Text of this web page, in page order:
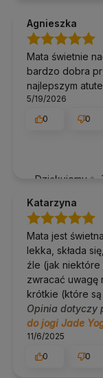
Dziękujemy
Agnieszka
Mata świetnie
bardzo dobra
najlepszym
5/19/2026
0
0
Katarzyna
Mata jest
lekka, składa
źle (jak
zwracać uwagę
krótkie (które
Opinia dotyczy
do jogi Jade
11/6/2025
0
0